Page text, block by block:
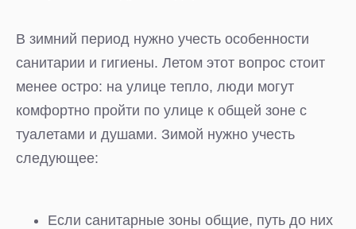
В зимний период нужно учесть особенности
санитарии и гигиены. Летом этот вопрос стоит
менее остро: на улице тепло, люди могут
комфортно пройти по улице к общей зоне с
туалетами и душами. Зимой нужно учесть
следующее:
Если санитарные зоны общие, путь до них